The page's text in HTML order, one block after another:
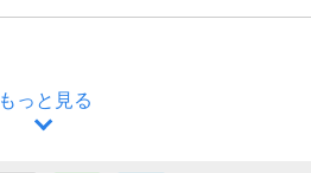
もっと見る